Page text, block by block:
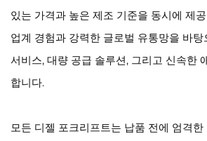
있는 가격과 높은 제조 기준을 동시에 제
업계 경험과 강력한 글로벌 유통망을 바
서비스, 대량 공급 솔루션, 그리고 신속한
합니다.
모든 디젤 포크리프트는 납품 전에 엄격